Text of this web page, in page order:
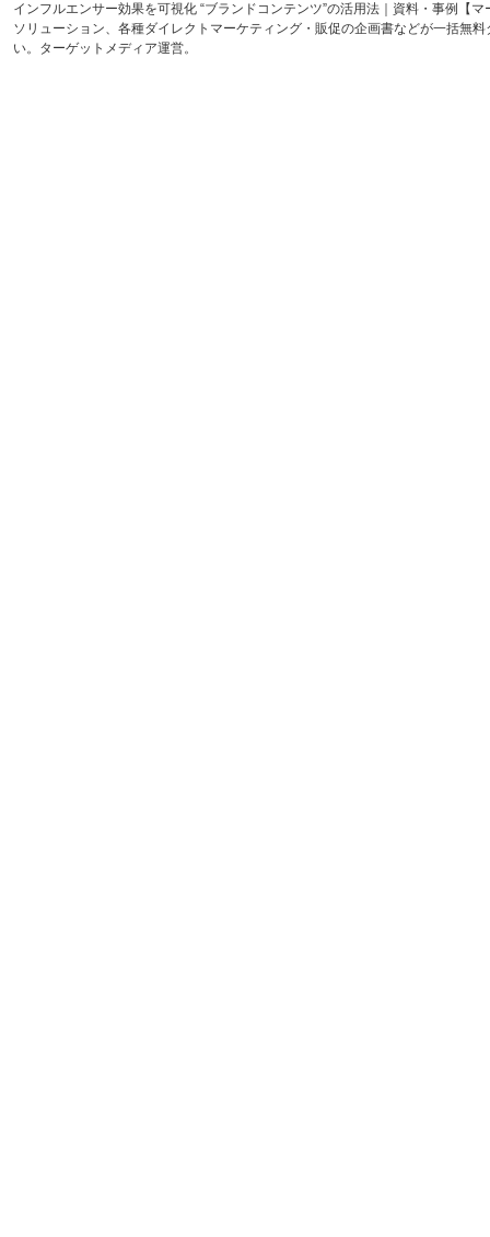
インフルエンサー効果を可視化 “ブランドコンテンツ”の活用法｜資料・事例【
ソリューション、各種ダイレクトマーケティング・販促の企画書などが一括無
い。ターゲットメディア運営。